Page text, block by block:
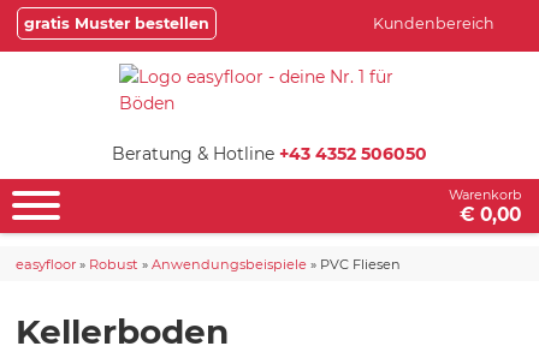
gratis Muster bestellen Kundenbereich
Beratung & Hotline +43 4352 506050
Warenkorb
€ 0,00
easyfloor » Robust »Anwendungsbeispiele » PVC Fliesen
Kellerboden